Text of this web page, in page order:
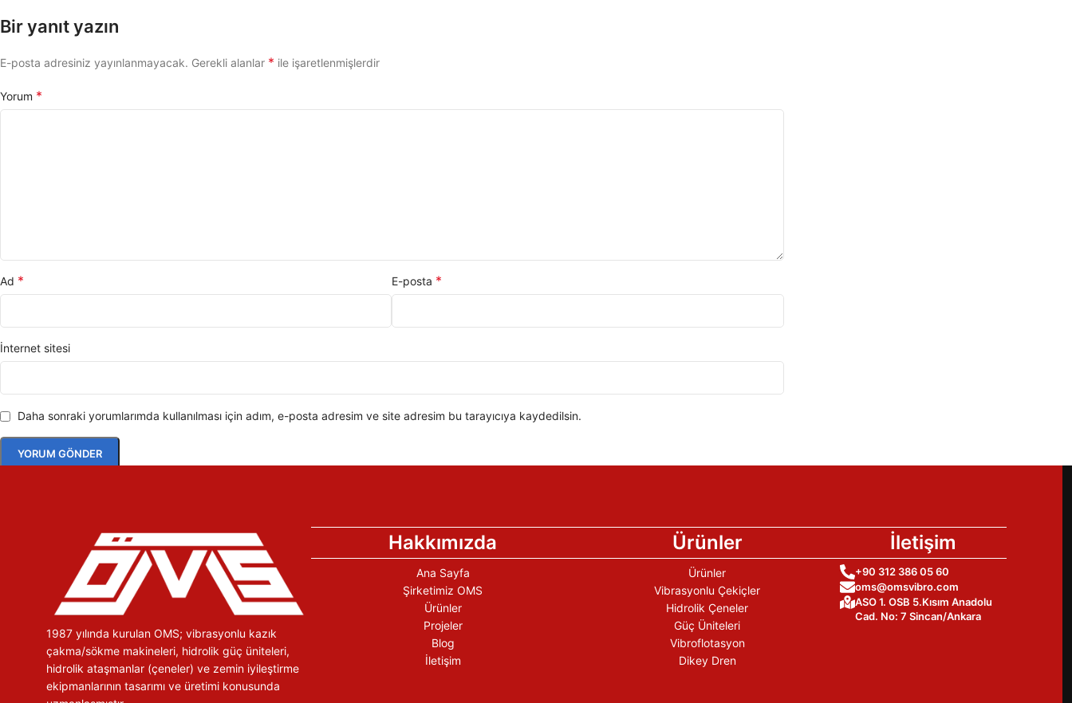
Bir yanıt yazın
E-posta adresiniz yayınlanmayacak. Gerekli alanlar * ile işaretlenmişlerdir
Yorum *
Ad * E-posta *
İnternet sitesi
Daha sonraki yorumlarımda kullanılması için adım, e-posta adresim ve site adresim bu tarayıcıya kaydedilsin.
1987 yılında kurulan OMS; vibrasyonlu kazık
çakma/sökme makineleri, hidrolik güç üniteleri,
hidrolik ataşmanlar (çeneler) ve zemin iyileştirme
ekipmanlarının tasarımı ve üretimi konusunda
Hakkımızda
Ana Sayfa
Şirketimiz OMS
Ürünler
Projeler
Blog
İletişim
Ürünler
Ürünler
Vibrasyonlu Çekiçler
Hidrolik Çeneler
Güç Üniteleri
Vibroflotasyon
Dikey Dren
İletişim
+90 312 386 05 60
oms@omsvibro.com
ASO 1. OSB 5.Kısım Anadolu
Cad. No: 7 Sincan/Ankara